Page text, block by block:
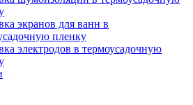
экранов для ванн в
пленку
электродов в термоусадочную